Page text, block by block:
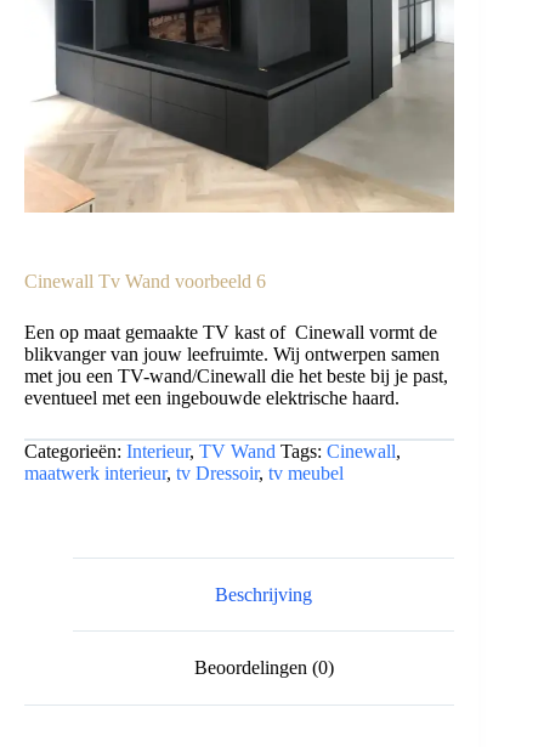
Cinewall Tv Wand voorbeeld 6
Een op maat gemaakte TV kast of Cinewall vormt de
blikvanger van jouw leefruimte. Wij ontwerpen samen
met jou een TV-wand/Cinewall die het beste bij je past,
eventueel met een ingebouwde elektrische haard.
Categorieën: Interieur, TV Wand Tags: Cinewall,
maatwerk interieur, tv Dressoir, tv meubel
Beschrijving
Beoordelingen (0)